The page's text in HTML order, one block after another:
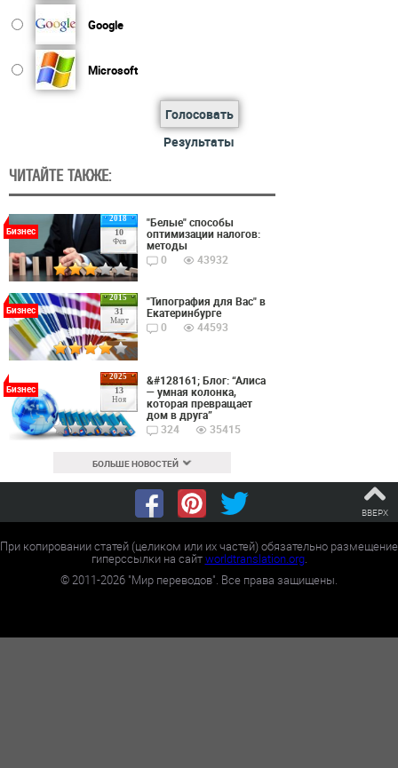
Google
Microsoft
Голосовать
Результаты
ЧИТАЙТЕ ТАКЖЕ:
2018
10
Фев
Бизнес
"Белые" способы
оптимизации налогов:
методы
0
43932
2015
31
Март
Бизнес
"Типография для Вас" в
Екатеринбурге
0
44593
2025
13
Ноя
Бизнес
&#128161; Блог: “Алиса
— умная колонка,
которая превращает
дом в друга”
324
35415
БОЛЬШЕ НОВОСТЕЙ
ВВЕРХ
При копировании статей (целиком или их частей) обязательно размещение
гиперссылки на сайтworldtranslation.org.
©2011-2026 "Мир переводов". Все права защищены.